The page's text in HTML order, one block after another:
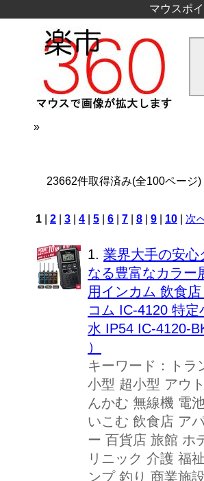
マウスポ
»
23662件取得済み(全100ページ)
1 2 3 4 5 6 7 8 9 10 次
1. 業界大手の安心
なる豊富なカラー
用インカム 飲食
コム IC-4120 特
水 IP54 IC-4120-
）
キーワード：トラ
小型 超小型 アウ
んかむ 無線機 電
いこむ 飲食店 ア
ー 百貨店 旅館 ホ
リニック 介護 福
ンプ 釣り 商業施